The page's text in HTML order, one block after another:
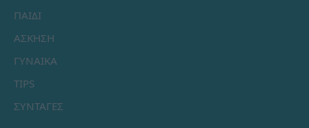
ΠΑΙΔΙ
ΑΣΚΗΣΗ
ΓΥΝΑΙΚΑ
TIPS
ΣΥΝΤΑΓΕΣ